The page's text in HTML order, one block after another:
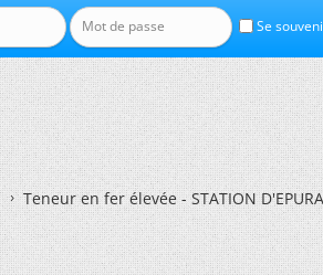
Se
Teneur en fer élevée - STATION